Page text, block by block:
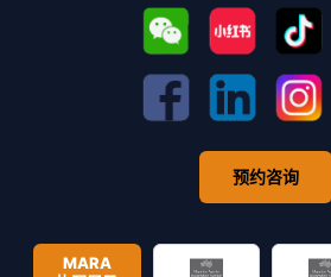
预约咨询
MARA